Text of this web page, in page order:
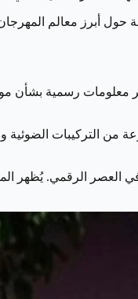
حول أبرز معالم
معلومات رسمية بشأن
حيث قدمت مجموعة من
العصر الرقمي. يُظهر